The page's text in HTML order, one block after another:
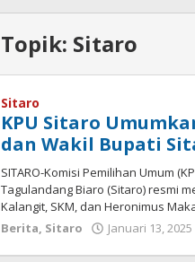
Topik: Sitaro
Sitaro
KPU Sitaro
dan Wakil Bupati
SITARO-Komisi Pemilihan Umum
Tagulandang Biaro (Sitaro) resmi
Kalangit, SKM, dan Heronimus
Berita, Sitaro Januari 13, 2025